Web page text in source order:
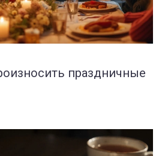
праздничные